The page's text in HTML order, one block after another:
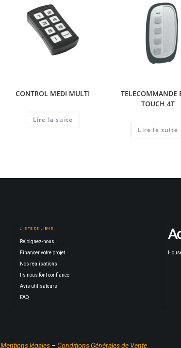
CONTROL MEDI MULTI
Lire la suite
TELECOMMANDE
TOUCH 4T
Lire la suite
LISTE DE LIENS
Rejoignez-nous !
Financer votre projet
Nos réalisations
Ils nous font confiance
Avis utilisateurs
FAQ
Mentions légales – Conditions Générales de Vente